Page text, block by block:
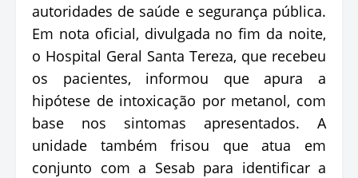
autoridades de saúde e segurança pública.
Em nota oficial, divulgada no fim da noite,
o Hospital Geral Santa Tereza, que recebeu
os pacientes, informou que apura a
hipótese de intoxicação por metanol, com
base nos sintomas apresentados. A
unidade também frisou que atua em
conjunto com a Sesab para identificar a